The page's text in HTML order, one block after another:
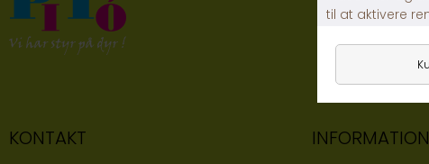
KONTAKT INFORMATION